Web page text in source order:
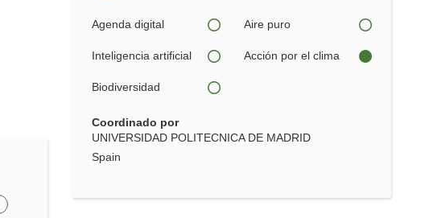
Agenda digital Aire puro
Inteligencia artificial Acción por el clima
Biodiversidad
Coordinado por
UNIVERSIDAD POLITECNICA DE MADRID
Spain